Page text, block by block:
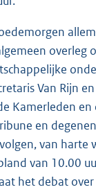
overleg
Van Rijn
Kamerleden en
en
van harte
van 10.00
het debat